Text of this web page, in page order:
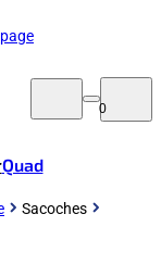
0
Quad
Sacoches